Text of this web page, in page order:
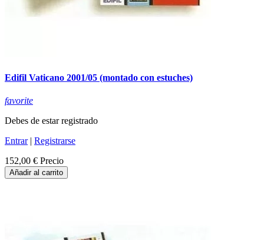
Edifil Vaticano 2001/05 (montado con estuches)
favorite
Debes de estar registrado
Entrar| Registrarse
152,00 € Precio
Añadir al carrito